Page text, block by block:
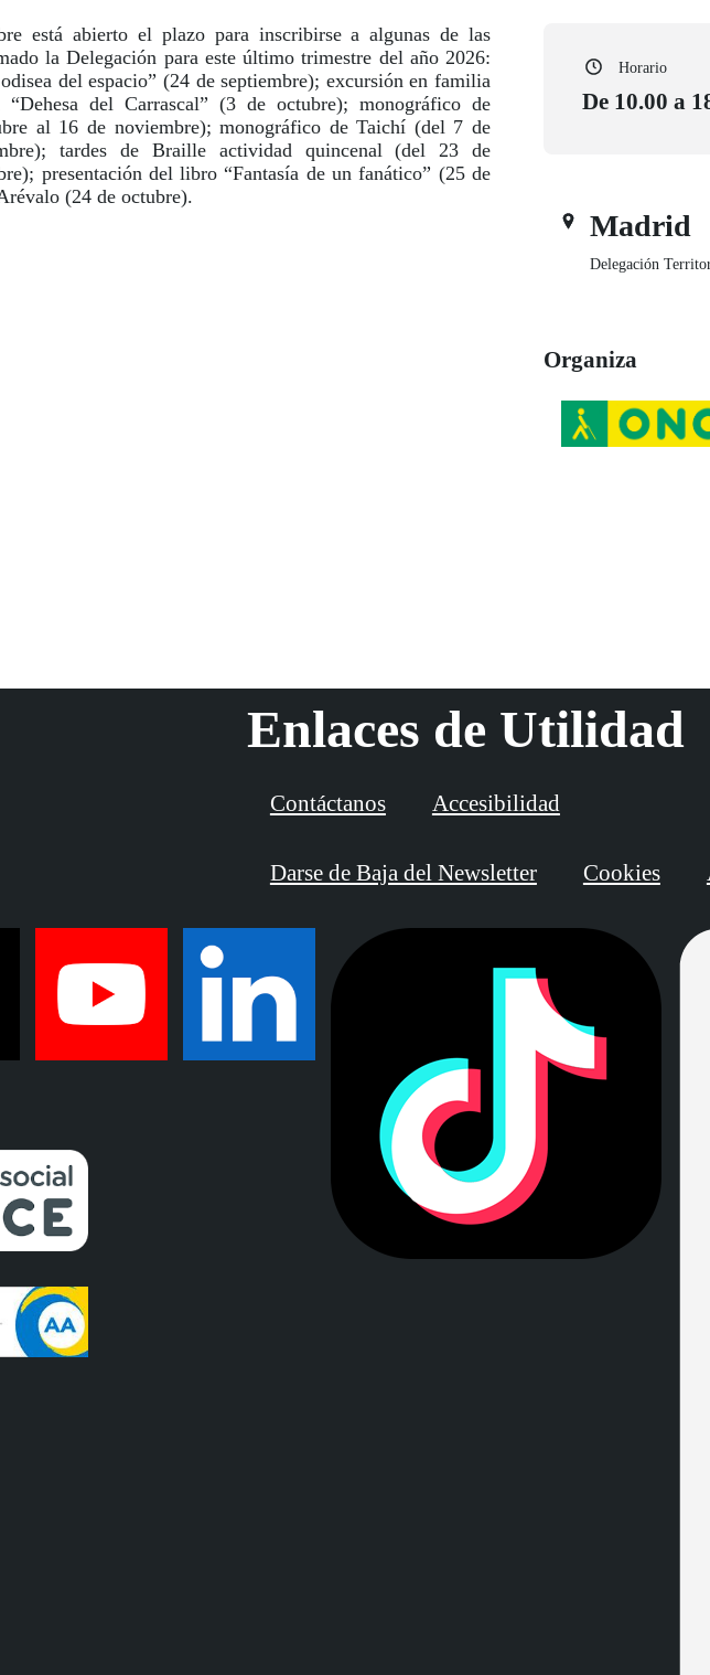
está abierto el plazo para inscribirse a algunas de las
la Delegación para este último trimestre del año 2026:
del espacio” (24 de septiembre); excursión en familia
“Dehesa del Carrascal” (3 de octubre); monográfico de
al 16 de noviembre); monográfico de Taichí (del 7 de
tardes de Braille actividad quincenal (del 23 de
presentación del libro “Fantasía de un fanático” (25 de
(24 de octubre).
Horario
De 10.00 a
Madrid
Delegación
Organiza
Enlaces de Utilidad
Contáctanos Accesibilidad
Darse de Baja del Newsletter Cookies